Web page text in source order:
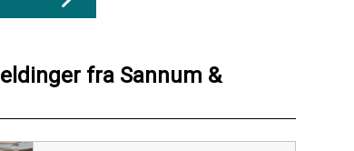
fra Sannum &